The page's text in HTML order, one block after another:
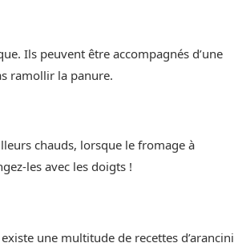
Ils peuvent être accompagnés d’une
ramollir la panure.
chauds, lorsque le fromage à
les avec les doigts !
une multitude de recettes d’arancini